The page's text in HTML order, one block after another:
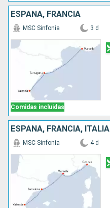
ESPAÑA, FRANCIA
Comidas incluidas
MSC Sinfonia 3 d
ESPAÑA, FRANCIA, ITALIA
MSC Sinfonia 4 d